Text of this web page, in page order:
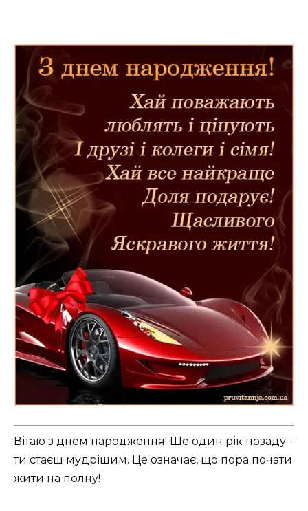
Вітаю з днем народження! Ще один рік позаду –
ти стаєш мудрішим. Це означає, що пора почати
жити на полну!